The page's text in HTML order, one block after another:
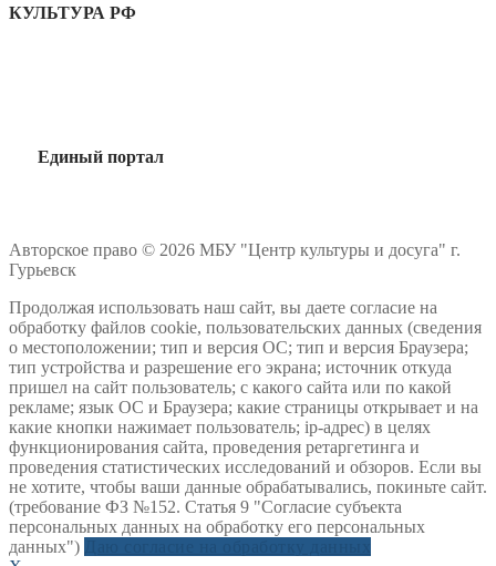
КУЛЬТУРА РФ
Единый портал
Авторское право © 2026 МБУ "Центр культуры и досуга" г.
Гурьевск
Продолжая использовать наш сайт, вы даете согласие на
обработку файлов cookie, пользовательских данных (сведения
о местоположении; тип и версия ОС; тип и версия Браузера;
тип устройства и разрешение его экрана; источник откуда
пришел на сайт пользователь; с какого сайта или по какой
рекламе; язык ОС и Браузера; какие страницы открывает и на
какие кнопки нажимает пользователь; ip-адрес) в целях
функционирования сайта, проведения ретаргетинга и
проведения статистических исследований и обзоров. Если вы
не хотите, чтобы ваши данные обрабатывались, покиньте сайт.
(требование ФЗ №152. Статья 9 "Согласие субъекта
персональных данных на обработку его персональных
данных")